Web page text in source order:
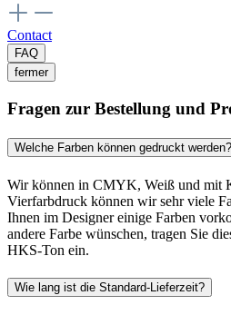
Contact
FAQ
fermer
Fragen zur Bestellung und
Welche Farben können gedruckt werden?
Wir können in CMYK, Weiß und mit
Vierfarbdruck können wir sehr viele
Ihnen im Designer einige Farben
andere Farbe wünschen, tragen Sie
HKS-Ton ein.
Wie lang ist die Standard-Lieferzeit?